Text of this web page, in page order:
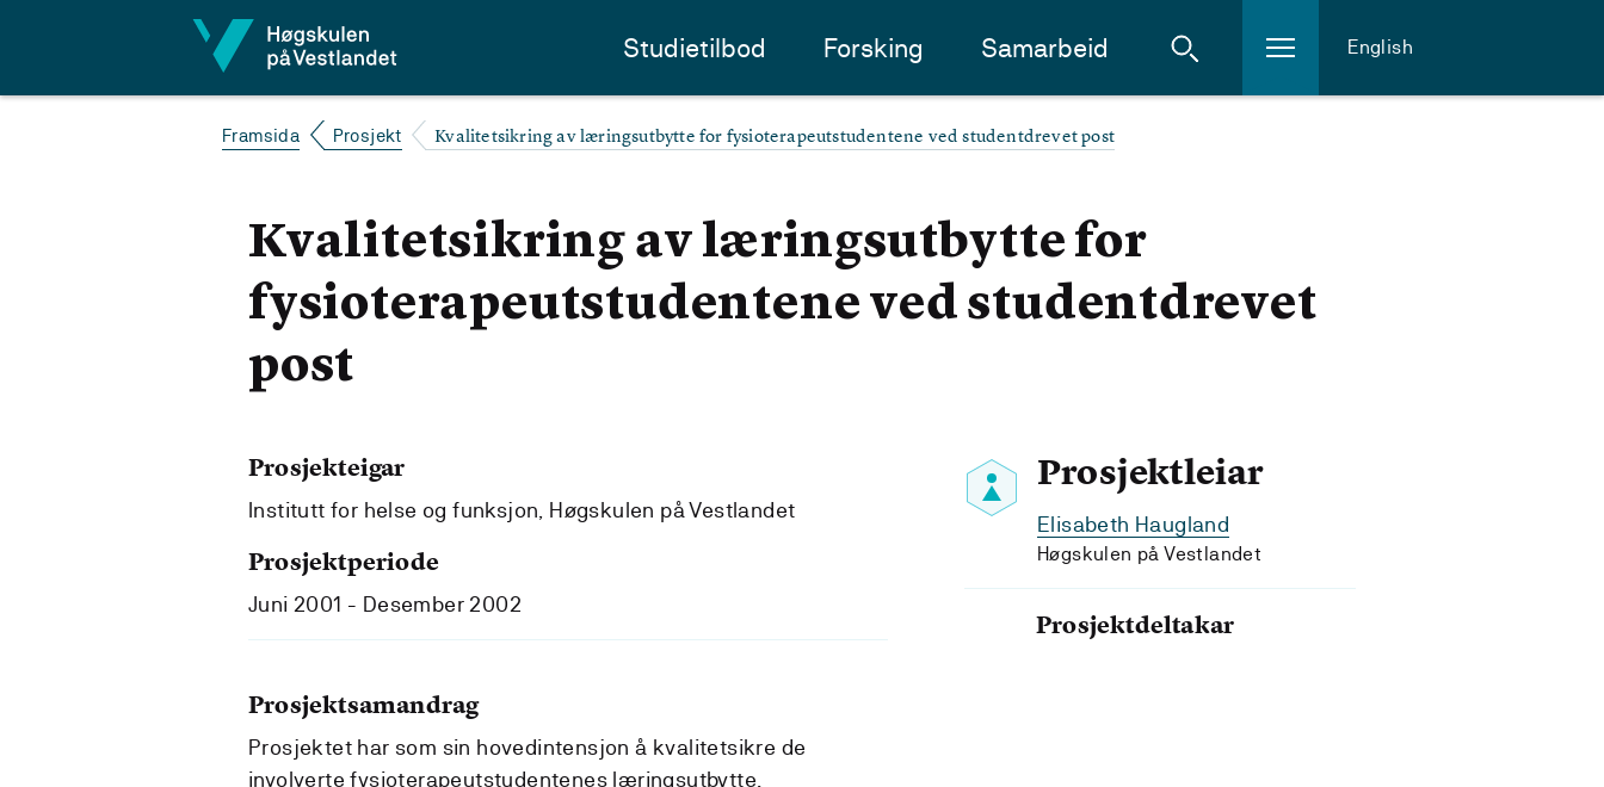
Studietilbod Forsking Samarbeid English
Framsida Prosjekt Kvalitetsikring av læringsutbytte for fysioterapeutstudentene ved studentdrevet post
Kvalitetsikring av læringsutbytte for
fysioterapeutstudentene ved studentdrevet
post
Prosjektleiar
Elisabeth Haugland
Høgskulen på Vestlandet
Prosjektdeltakar
Prosjekteigar
Institutt for helse og funksjon, Høgskulen på Vestlandet
Prosjektperiode
Juni 2001 - Desember 2002
Prosjektsamandrag
Prosjektet har som sin hovedintensjon å kvalitetsikre de
involverte fysioterapeutstudentenes læringsutbytte.